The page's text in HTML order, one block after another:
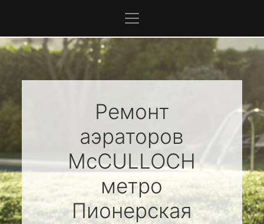
Ремонт
аэраторов
McCULLOCH
метро
Пионерская